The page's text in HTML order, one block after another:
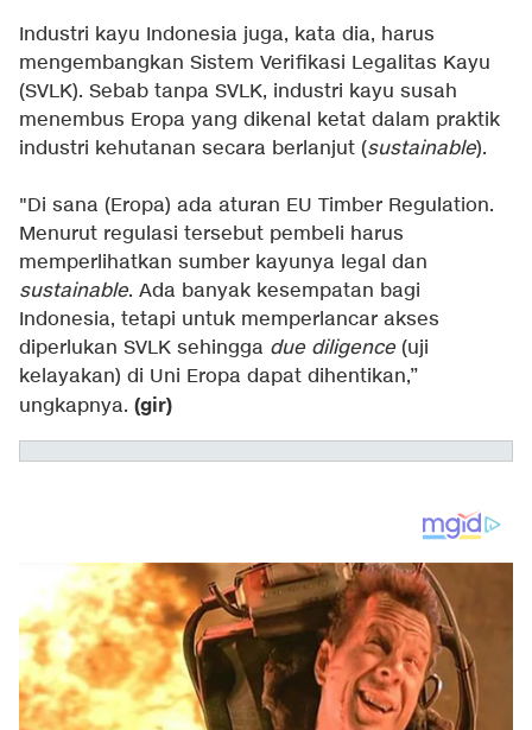
Industri kayu Indonesia juga, kata dia, harus
mengembangkan Sistem Verifikasi Legalitas Kayu
(SVLK). Sebab tanpa SVLK, industri kayu susah
menembus Eropa yang dikenal ketat dalam praktik
industri kehutanan secara berlanjut (sustainable).
"Di sana (Eropa) ada aturan EU Timber Regulation.
Menurut regulasi tersebut pembeli harus
memperlihatkan sumber kayunya legal dan
sustainable. Ada banyak kesempatan bagi
Indonesia, tetapi untuk memperlancar akses
diperlukan SVLK sehingga due diligence (uji
kelayakan) di Uni Eropa dapat dihentikan,”
ungkapnya. (gir)